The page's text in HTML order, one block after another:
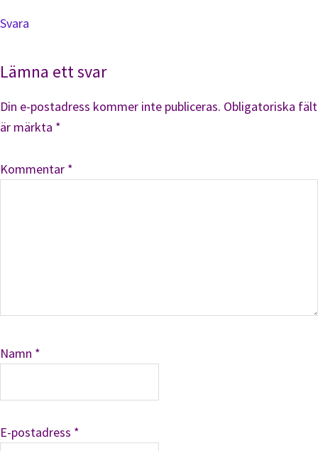
Svara
Lämna ett svar
Din e-postadress kommer inte publiceras. Obligatoriska fält
är märkta *
Kommentar *
Namn *
E-postadress *